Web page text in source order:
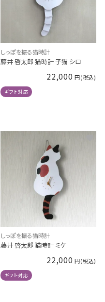
しっぽを振る猫時計
藤井 啓太郎 猫時計 子猫 シロ
22,000
ギフト対応
しっぽを振る猫時計
藤井 啓太郎 猫時計 ミケ
22,000
ギフト対応